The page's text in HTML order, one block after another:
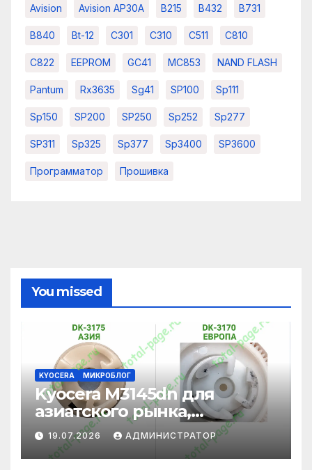
Avision Avision AP30A B215 B432 B731
B840 Bt-12 C301 C310 C511 C810
C822 EEPROM GC41 MC853 NAND FLASH
Pantum Rx3635 Sg41 SP100 Sp111
Sp150 SP200 SP250 Sp252 Sp277
SP311 Sp325 Sp377 Sp3400 SP3600
Программатор Прошивка
You missed
KYOCERA МИКРОБЛОГ
Kyocera M3145dn для
азиатского рынка,
адаптация под
европейские картриджи
19.07.2026 АДМИНИСТРАТОР